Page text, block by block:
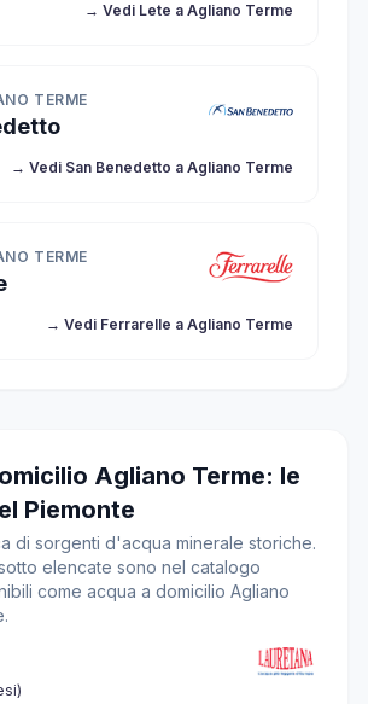
→ Vedi Lete a Agliano Terme
TERME
→ Vedi San Benedetto a Agliano Terme
TERME
→ Vedi Ferrarelle a Agliano Terme
Agliano Terme: le
Piemonte
di sorgenti d'acqua minerale storiche.
elencate sono nel catalogo
come acqua a domicilio Agliano